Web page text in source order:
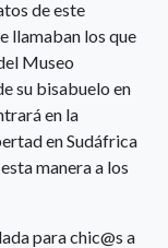
de este
llamaban los que
Museo
su bisabuelo en
en la
en Sudáfrica
manera a los
para chic@s a